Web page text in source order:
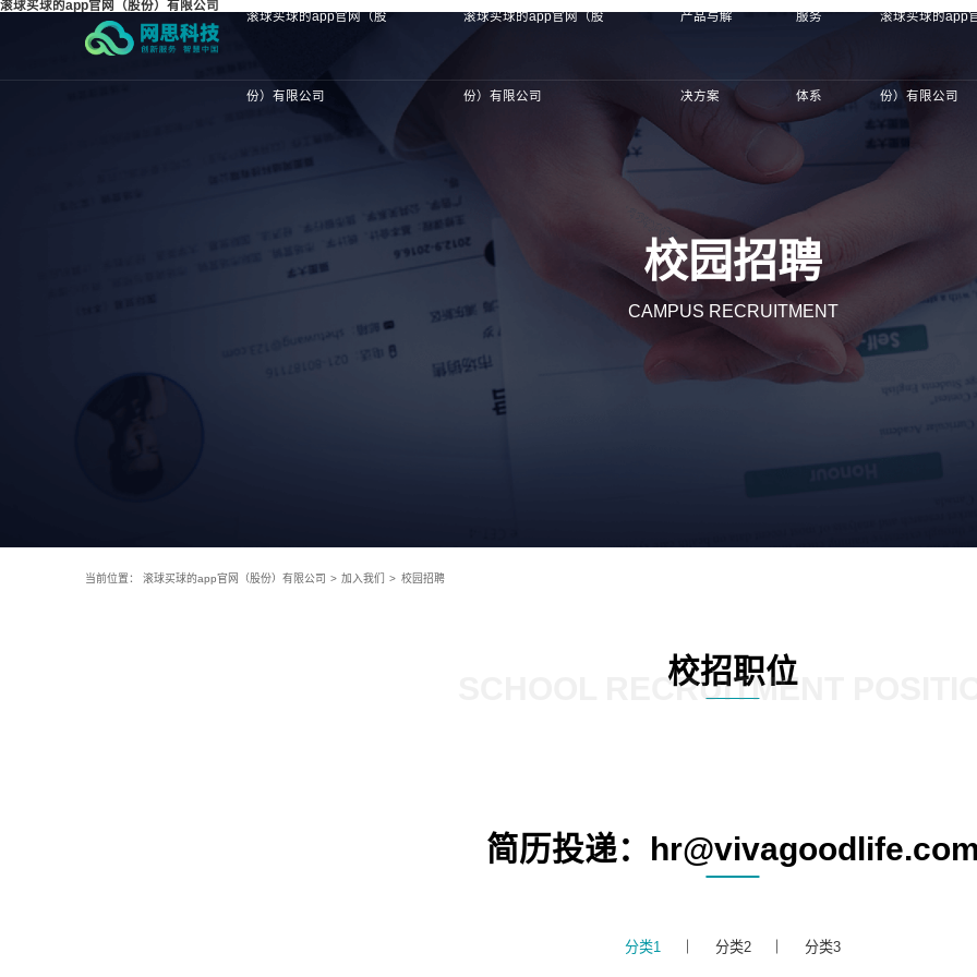
滚球买球的app官网（股份）有限公司
滚球买球的app官网（股
份）有限公司
滚球买球的app官网（股
份）有限公司
产品与解
决方案
服务
体系
滚球买球的app
份）有限公司
校园招聘
CAMPUS RECRUITMENT
当前位置： 滚球买球的app官网（股份）有限公司 > 加入我们 > 校园招聘
校招职位
SCHOOL RECRUITMENT
简历投递：
分类1 分类2 分类3